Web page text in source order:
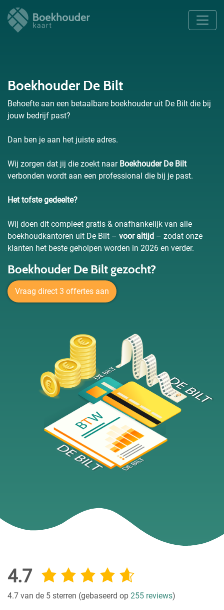
Boekhouder De Bilt
Behoefte aan een betaalbare boekhouder uit De Bilt die bij
jouw bedrijf past?
Dan ben je aan het juiste adres.
Wij zorgen dat jij die zoekt naar Boekhouder De Bilt
verbonden wordt aan een professional die bij je past.
Het tofste gedeelte?
Wij doen dit compleet gratis & onafhankelijk van alle
boekhoudkantoren uit De Bilt – voor altijd – zodat onze
klanten het beste geholpen worden in 2026 en verder.
Boekhouder De Bilt gezocht?
Vraag direct 3 offertes aan
4.7
4.7 van de 5 sterren (gebaseerd op 255 reviews)